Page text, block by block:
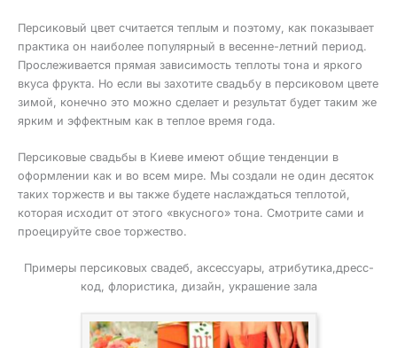
Персиковый цвет считается теплым и поэтому, как показывает
практика он наиболее популярный в весенне-летний период.
Прослеживается прямая зависимость теплоты тона и яркого
вкуса фрукта. Но если вы захотите свадьбу в персиковом цвете
зимой, конечно это можно сделает и результат будет таким же
ярким и эффектным как в теплое время года.
Персиковые свадьбы в Киеве имеют общие тенденции в
оформлении как и во всем мире. Мы создали не один десяток
таких торжеств и вы также будете наслаждаться теплотой,
которая исходит от этого «вкусного» тона. Смотрите сами и
проецируйте свое торжество.
Примеры персиковых свадеб, аксессуары, атрибутика,дресс-
код, флористика, дизайн, украшение зала